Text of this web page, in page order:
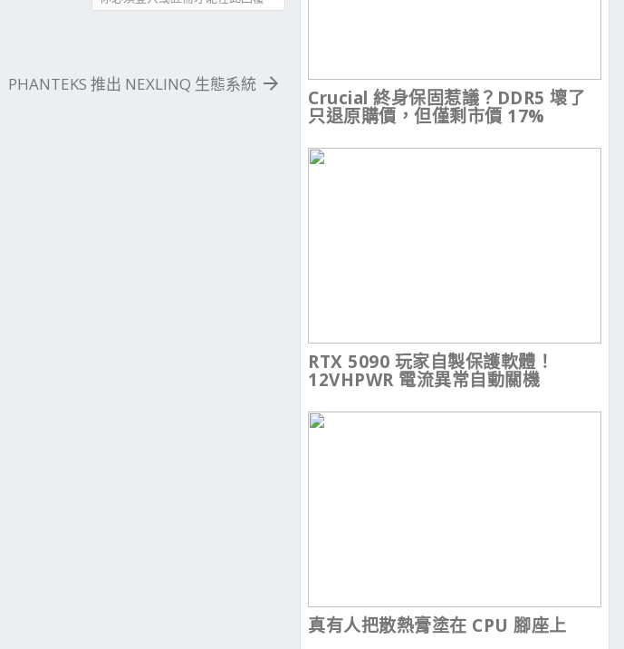
PHANTEKS 推出 NEXLINQ 生態系統
Crucial 終身保固惹議？DDR5 壞了
只退原購價，但僅剩市價 17%
RTX 5090 玩家自製保護軟體！
12VHPWR 電流異常自動關機
真有人把散熱膏塗在 CPU 腳座上